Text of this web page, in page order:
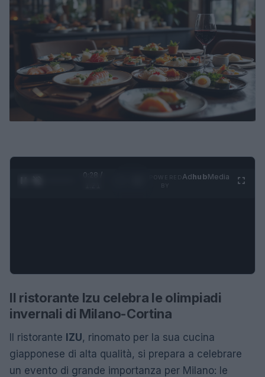
0:29 /
AdhubMedia
Il ristorante Izu celebra le olimpiadi
invernali di Milano-Cortina
Il ristorante IZU, rinomato per la sua cucina
giapponese di alta qualità, si prepara a celebrare
un evento di grande importanza per Milano: le